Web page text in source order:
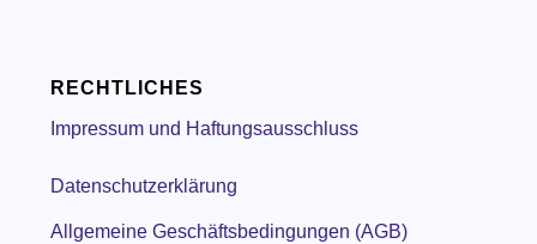
RECHTLICHES
Impressum und Haftungsausschluss
Datenschutzerklärung
Allgemeine Geschäftsbedingungen (AGB)